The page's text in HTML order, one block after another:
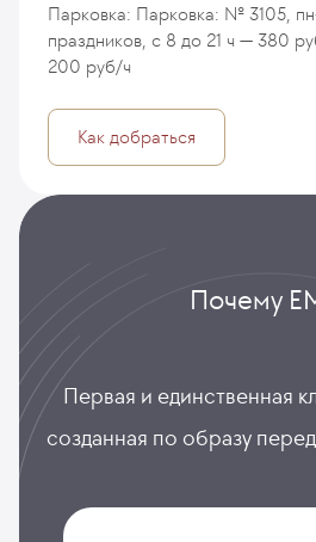
Парковка: Парковка: № 3105,
праздников, с 8 до 21 ч — 380
200 руб/ч
Как добраться
Почему
Первая и единственная
созданная по образу